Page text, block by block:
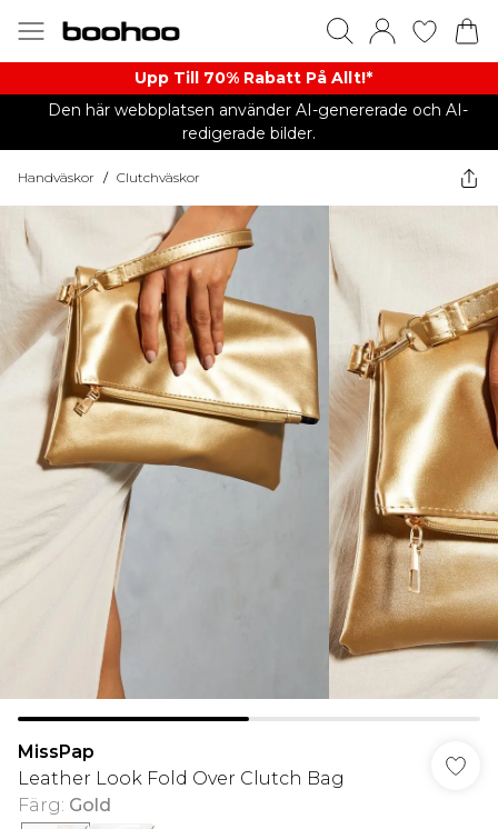
Upp Till 70% Rabatt På Allt!*
Den här webbplatsen använder AI-genererade och AI-
redigerade bilder.
Handväskor / Clutchväskor
MissPap
Leather Look Fold Over Clutch Bag
Färg: Gold